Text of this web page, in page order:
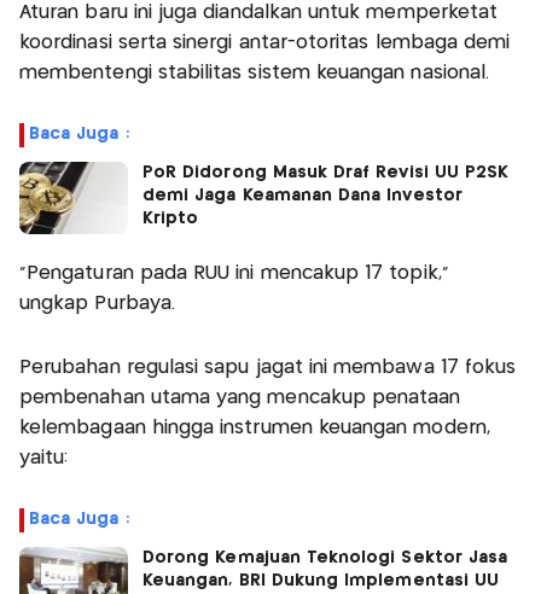
Aturan baru ini juga diandalkan untuk memperketat
koordinasi serta sinergi antar-otoritas lembaga demi
membentengi stabilitas sistem keuangan nasional.
Baca Juga :
PoR Didorong Masuk Draf Revisi UU P2SK
demi Jaga Keamanan Dana Investor
Kripto
"Pengaturan pada RUU ini mencakup 17 topik,"
ungkap Purbaya.
Perubahan regulasi sapu jagat ini membawa 17 fokus
pembenahan utama yang mencakup penataan
kelembagaan hingga instrumen keuangan modern,
yaitu:
Baca Juga :
Dorong Kemajuan Teknologi Sektor Jasa
Keuangan, BRI Dukung Implementasi UU